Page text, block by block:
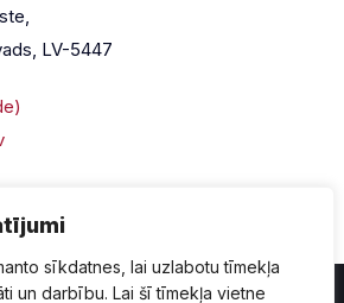
sīkdatnes, lai uzlabotu tīmekļa
un darbību. Lai šī tīmekļa vietne
LV-5447